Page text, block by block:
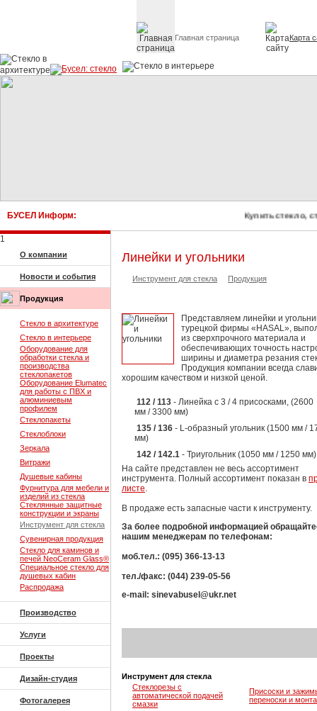
Главная страница Карта
БУСЕЛ Информ: Купить
1
О компании
Новости и события
Продукция
Стекло в архитектуре
Стекло в интерьере
Оборудование для
обработки стекла и
производства
стеклопакетов
Оборудование Elumatec
для работы с ПВХ и
алюминиевым
профилем
Стеклопакеты
Стеклоблоки
Зеркала
Витражи
Душевые кабины
Фурнитура для мебели и
изделий из стекла
Стеклянные защитные
конструкции и экраны
Инструмент для стекла
Сувенирная продукция
Стекло для каминов и
печей NeoCeram Glass®
Специальное стекло для
душевых кабин
Распродажа
Производство
Услуги
Проекты
Дизайн-студия
Фотогалерея
Линейки и угольники
Инструмент для стекла Продукция
Представляем линейки и
турецкой фирмы «HASAL»,
из сверхпрочного материала и
обеспечивающих точность
ширины и диаметра резания
Продукция компании всегда
хорошим качеством и низкой ценой.
112 / 113 - Линейка с 3 / 4 присосками, (2600
мм / 3300 мм)
135 / 136 - L-образный угольник (1500 мм /
мм)
142 / 142.1 - Триугольник (1050 мм / 1250 мм)
На сайте представлен не весь ассортимент
инструмента. Полный ассортимент показан в
листе.
В продаже есть запасные части к инструменту.
За более подробной информацией
нашим менеджерам по телефонам:
моб.тел.: (095) 366-13-13
тел./факс: (044) 239-05-56
e-mail: sinevabusel@ukr.net
Инструмент для стекла
Стеклорезы с
автоматической подачей
смазки
Присоски и
переноски и